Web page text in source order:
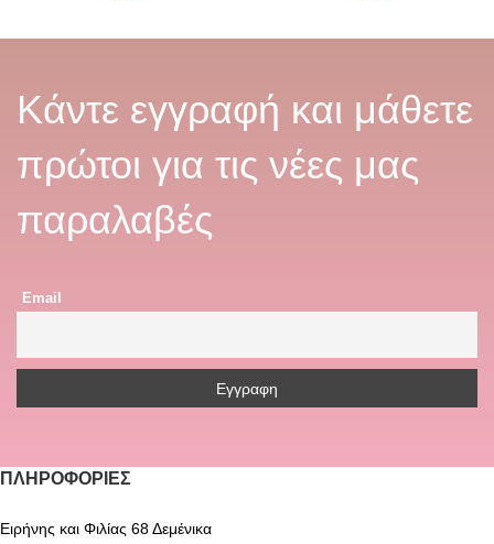
Κάντε εγγραφή και μάθετε
πρώτοι για τις νέες μας
παραλαβές
Email
ΠΛΗΡΟΦΟΡΊΕΣ
Ειρήνης και Φιλίας 68 Δεμένικα